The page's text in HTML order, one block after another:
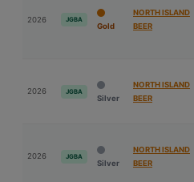
2026 JGBA
Gold
NORTH ISLAND
BEER
2026 JGBA
Silver
NORTH ISLAND
BEER
2026 JGBA
Silver
NORTH ISLAND
BEER